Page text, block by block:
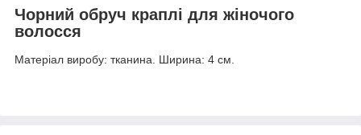
Чорний обруч краплі для жіночого
волосся
Матеріал виробу: тканина. Ширина: 4 см.